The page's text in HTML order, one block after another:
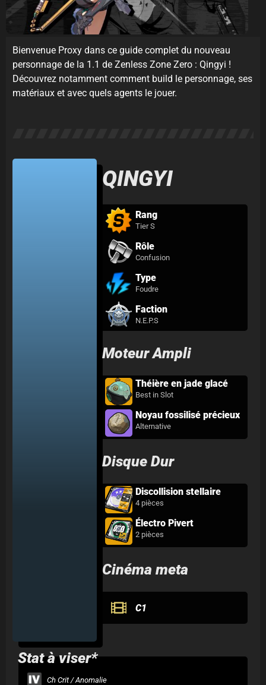
Bienvenue Proxy dans ce guide complet du nouveau
personnage de la 1.1 de Zenless Zone Zero : Qingyi !
Découvrez notamment comment build le personnage, ses
matériaux et avec quels agents le jouer.
QINGYI
Rang
Tier S
Rôle
Confusion
Type
Foudre
Faction
N.E.P.S
Moteur Ampli
Théière en jade glacé
Best in Slot
Noyau fossilisé précieux
Alternative
Disque Dur
Discollision stellaire
4 pièces
Électro Pivert
2 pièces
Cinéma meta
C1
Stat à viser*
Ch Crit / Anomalie